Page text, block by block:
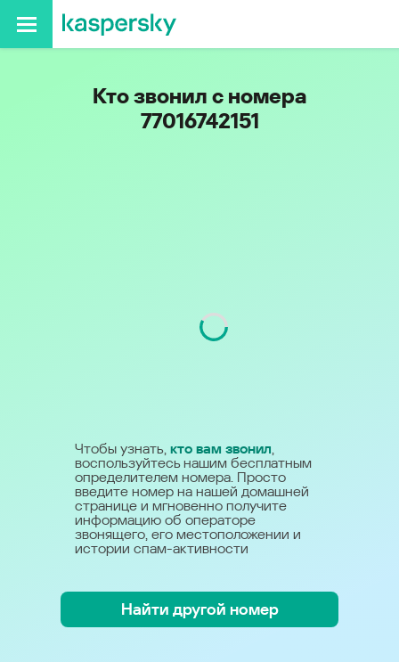
Кто звонил с номера
77016742151
Чтобы узнать, кто вам звонил,
воспользуйтесь нашим бесплатным
определителем номера. Просто
введите номер на нашей домашней
странице и мгновенно получите
информацию об операторе
звонящего, его местоположении и
истории спам-активности
Найти другой номер